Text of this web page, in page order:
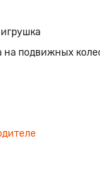
на подвижных